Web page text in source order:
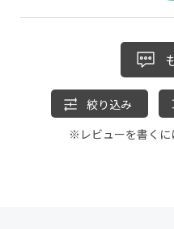
絞り込み
※レビューを書くに